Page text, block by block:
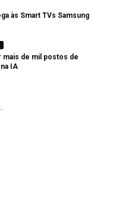
às Smart TVs Samsung
mais de mil postos de
IA